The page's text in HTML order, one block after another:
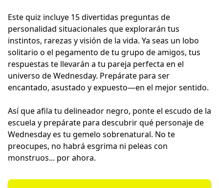
Este quiz incluye 15 divertidas preguntas de
personalidad situacionales que explorarán tus
instintos, rarezas y visión de la vida. Ya seas un lobo
solitario o el pegamento de tu grupo de amigos, tus
respuestas te llevarán a tu pareja perfecta en el
universo de Wednesday. Prepárate para ser
encantado, asustado y expuesto—en el mejor sentido.
Así que afila tu delineador negro, ponte el escudo de la
escuela y prepárate para descubrir qué personaje de
Wednesday es tu gemelo sobrenatural. No te
preocupes, no habrá esgrima ni peleas con
monstruos... por ahora.